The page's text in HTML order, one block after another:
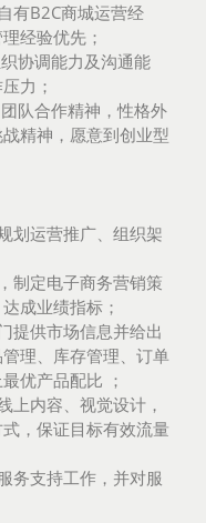
有B2C商城运营经
经验优先；
协调能力及沟通能
力；
队合作精神，性格外
精神，愿意到创业型
划运营推广、组织架
制定电子商务营销策
成业绩指标；
提供市场信息并给出
理、库存管理、订单
优产品配比 ；
上内容、视觉设计，
，保证目标有效流量
务支持工作，并对服